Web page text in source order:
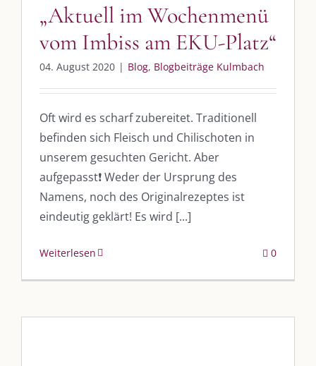
„Aktuell im Wochenmenü
vom Imbiss am EKU-Platz“
04. August 2020 | Blog, Blogbeiträge Kulmbach
Oft wird es scharf zubereitet. Traditionell
befinden sich Fleisch und Chilischoten in
unserem gesuchten Gericht. Aber
aufgepasst❗️ Weder der Ursprung des
Namens, noch des Originalrezeptes ist
eindeutig geklärt! Es wird [...]
Weiterlesen 0